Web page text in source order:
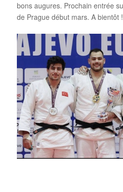
bons augures. Prochain entrée
de Prague début mars. A bientôt !